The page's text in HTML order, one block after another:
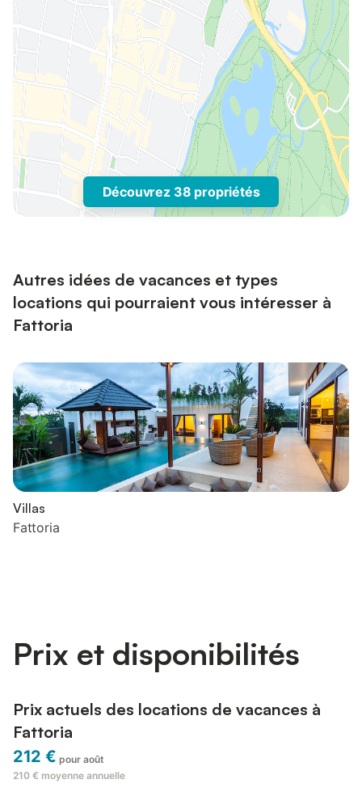
Découvrez 38 propriétés
Autres idées de vacances et types
locations qui pourraient vous intéresser à
Fattoria
Villas
Fattoria
Prix et disponibilités
Prix actuels des locations de vacances à
Fattoria
212 € pour août
210 € moyenne annuelle